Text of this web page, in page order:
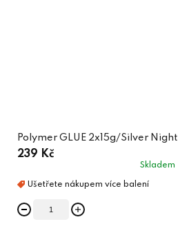
Polymer GLUE 2x15g/Silver Night
239 Kč
Skladem